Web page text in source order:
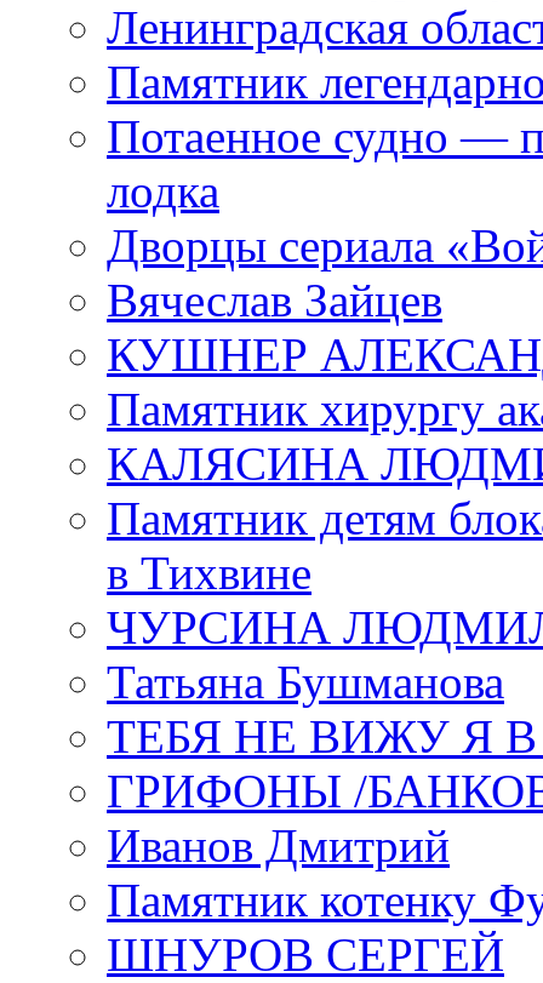
Ленинградская
Памятник
Потаенное судно —
лодка
Дворцы сериала
Вячеслав Зайцев
КУШНЕР
Памятник хирургу
КАЛЯСИНА
Памятник детям
в Тихвине
ЧУРСИНА
Татьяна Бушманова
ТЕБЯ НЕ ВИЖУ Я
ГРИФОНЫ /
Иванов Дмитрий
Памятник котенку
ШНУРОВ СЕРГЕЙ